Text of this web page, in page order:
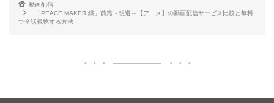
動画配信
「PEACE MAKER 鐵」前篇～想道～【アニメ】の動画配信サービス比較と無料
で全話視聴する方法